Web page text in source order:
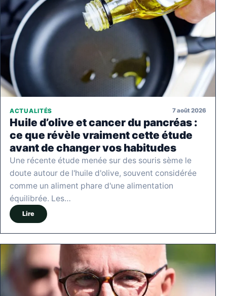
ACTUALITÉS 7 août 2026
Huile d’olive et cancer du pancréas :
ce que révèle vraiment cette étude
avant de changer vos habitudes
Une récente étude menée sur des souris sème le
doute autour de l'huile d'olive, souvent considérée
comme un aliment phare d'une alimentation
équilibrée. Les…
Lire